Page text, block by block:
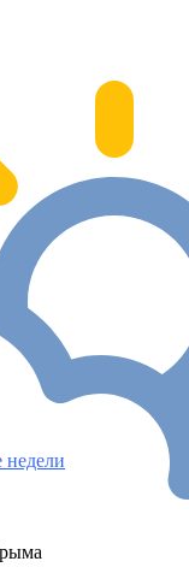
недели